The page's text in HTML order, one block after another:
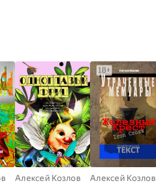
Алексей Козлов
Алексей Козлов